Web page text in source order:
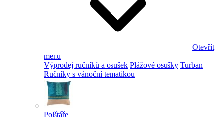
Otevřít
menu
Výprodej ručníků a osušek Plážové osušky Turban
Ručníky s vánoční tematikou
Polštáře